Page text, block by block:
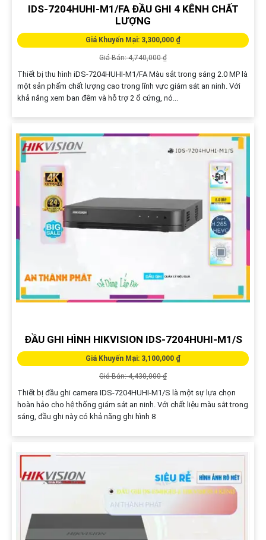
IDS-7204HUHI-M1/FA ĐẦU GHI 4 KÊNH CHẤT
LƯỢNG
Giá Khuyến Mại: 3,300,000 ₫
Giá Bán: 4,740,000 ₫
Thiết bị thu hình iDS-7204HUHI-M1/FA Màu sắt trong sáng 2.0 MP là
một sản phẩm chất lượng cao trong lĩnh vực giám sát an ninh. Với
khả năng xem ban đêm và hỗ trợ 2 ổ cứng, nó...
ĐẦU GHI HÌNH HIKVISION IDS-7204HUHI-M1/S
Giá Khuyến Mại: 3,100,000 ₫
Giá Bán: 4,430,000 ₫
Thiết bị đầu ghi camera IDS-7204HUHI-M1/S là một sự lựa chọn
hoàn hảo cho hệ thống giám sát an ninh. Với chất liệu màu sắt trong
sáng, đầu ghi này có khả năng ghi hình 8